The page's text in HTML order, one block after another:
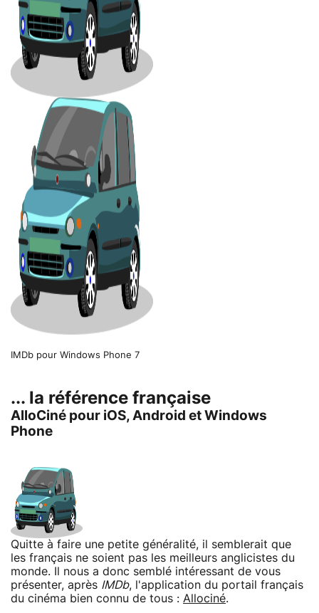
IMDb pour Windows Phone 7
... la référence française
AlloCiné pour iOS, Android et Windows
Phone
Quitte à faire une petite généralité, il semblerait que
les français ne soient pas les meilleurs anglicistes du
monde. Il nous a donc semblé intéressant de vous
présenter, après IMDb, l'application du portail français
du cinéma bien connu de tous : Allociné.